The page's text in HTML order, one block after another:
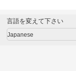
る言語を変えて下さい
Japanese